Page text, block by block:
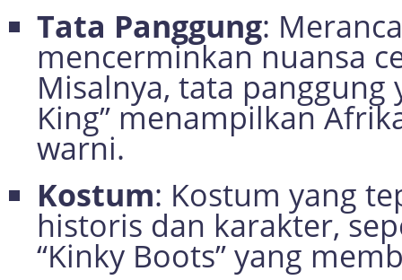
Tata Panggung:
mencerminkan nuansa
Misalnya, tata panggung
King” menampilkan
warni.
Kostum: Kostum yang
historis dan karakter,
“Kinky Boots” yang